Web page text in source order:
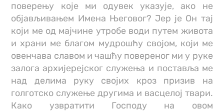
поверењу које ми одувек указује, ако не
објављивањем Имена Његовог? Јер је Он тај
који ме од мајчине утробе води путем живота
и храни ме благом мудрошћу својом, који ме
овенчава славом и чашћу повереног ми у руке
залога архијерејског служења и поставља ме
над делима руку својих кроз призив на
голготско служење другима и васцелој твари.
Како узвратити Господу на овом